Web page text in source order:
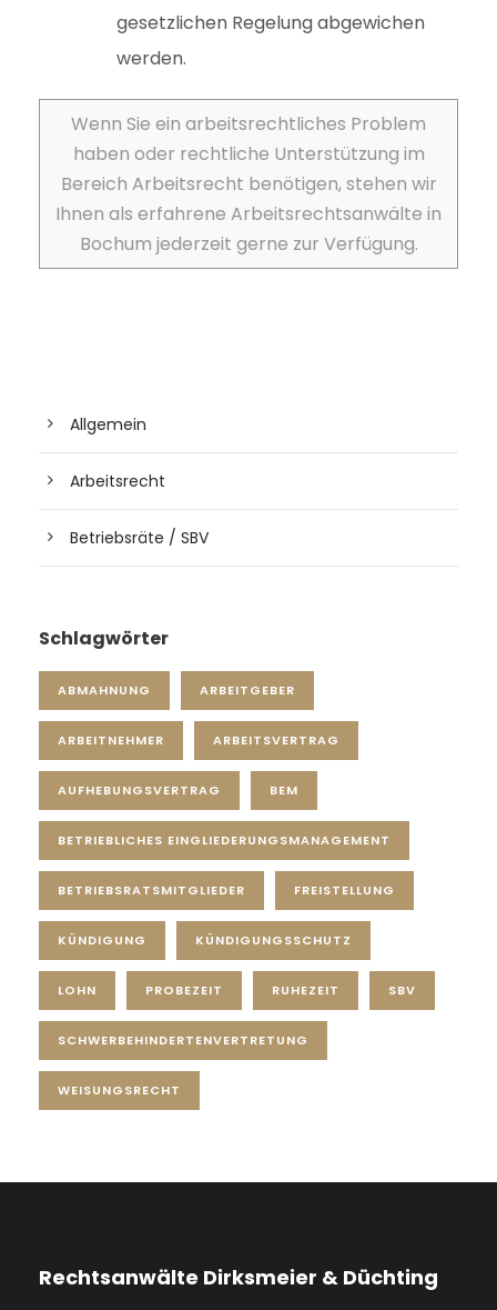
gesetzlichen Regelung abgewichen
werden.
Wenn Sie ein arbeitsrechtliches Problem
haben oder rechtliche Unterstützung im
Bereich Arbeitsrecht benötigen, stehen wir
Ihnen als erfahrene Arbeitsrechtsanwälte in
Bochum jederzeit gerne zur Verfügung.
Allgemein
Arbeitsrecht
Betriebsräte / SBV
Schlagwörter
ABMAHNUNG ARBEITGEBER
ARBEITNEHMER ARBEITSVERTRAG
AUFHEBUNGSVERTRAG BEM
BETRIEBLICHES EINGLIEDERUNGSMANAGEMENT
BETRIEBSRATSMITGLIEDER FREISTELLUNG
KÜNDIGUNG KÜNDIGUNGSSCHUTZ
LOHN PROBEZEIT RUHEZEIT SBV
SCHWERBEHINDERTENVERTRETUNG
WEISUNGSRECHT
Rechtsanwälte Dirksmeier & Düchting